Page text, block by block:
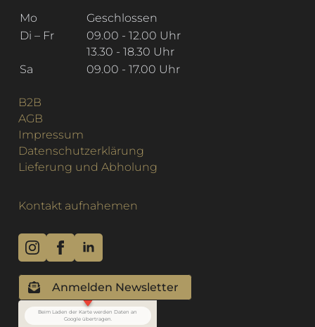
Mo
Geschlossen
Di – Fr
09.00 - 12.00 Uhr
13.30 - 18.30 Uhr
Sa
09.00 - 17.00 Uhr
B2B
AGB
Impressum
Datenschutzerklärung
Lieferung und Abholung
Kontakt aufnahemen
Anmelden Newsletter
Beim Laden der Karte werden Daten an
Google übertragen.